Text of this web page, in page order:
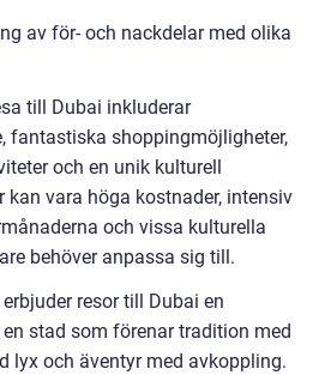
av för- och nackdelar med olika
till Dubai inkluderar
fantastiska shoppingmöjligheter,
och en unik kulturell
kan vara höga kostnader, intensiv
och vissa kulturella
behöver anpassa sig till.
resor till Dubai en
stad som förenar tradition med
lyx och äventyr med avkoppling.